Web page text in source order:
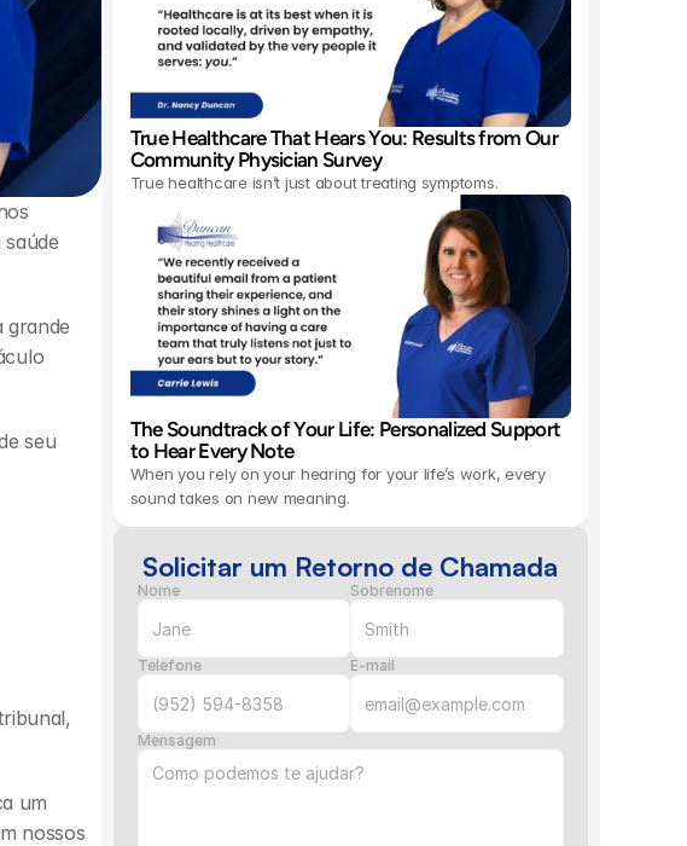
grande
seu
um
nossos
True Healthcare That Hears You: Results from Our
Community Physician Survey
True healthcare isn’t just about treating symptoms.
The Soundtrack of Your Life: Personalized Support
to Hear Every Note
When you rely on your hearing for your life’s work, every
sound takes on new meaning.
Solicitar um Retorno de Chamada
Nome Sobrenome
Telefone E-mail
Mensagem